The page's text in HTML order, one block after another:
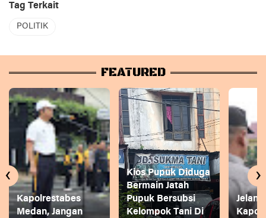
Tag Terkait
POLITIK
FEATURED
Kapolrestabes
Medan, Jangan
Kios Pupuk Diduga
Bermain Jatah
Pupuk Bersubsi
Kelompok Tani Di
‹ ›